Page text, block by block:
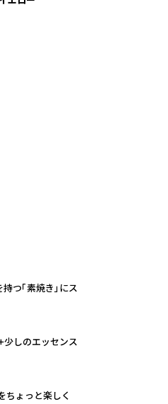
つ「素焼き」にス
少しのエッセンス
ちょっと楽しく